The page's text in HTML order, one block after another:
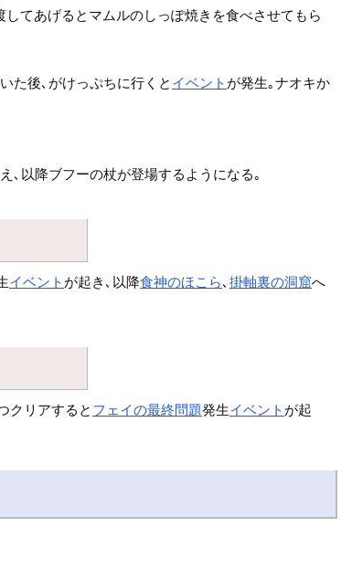
てあげるとマムルのしっぽ焼きを食べさせてもら
た後､がけっぷちに行くと イベント が発生｡ナオキか
､以降ブフーの杖が登場するようになる｡
イベント が起き､以降食神のほこら､掛軸裏の洞窟へ
クリアすると フェイの最終問題発生イベント が起